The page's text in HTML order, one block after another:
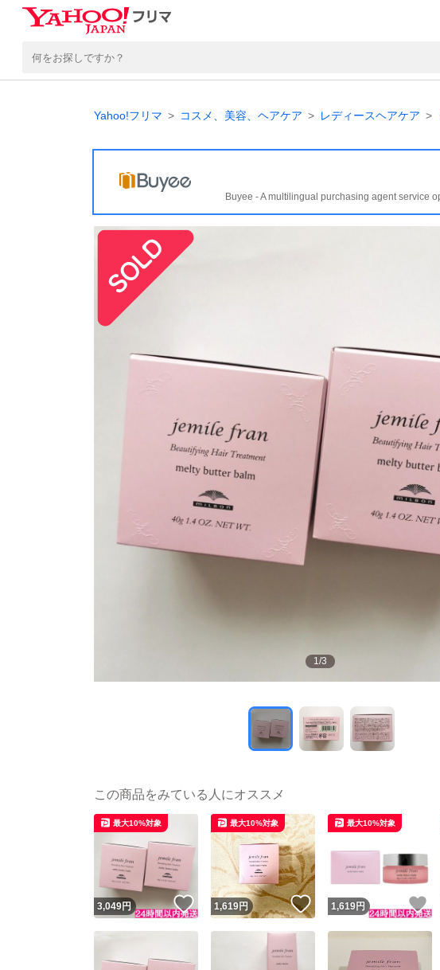
Yahoo!フリマ コスメ、美容、ヘアケア レディースヘアケア
Buyee - A multilingual purchasing agent service
1/3
この商品をみている人にオススメ
3,049円 いいね！
最大10%対象
1,619円 いいね！
最大10%対象
1,619円
最大10%対象